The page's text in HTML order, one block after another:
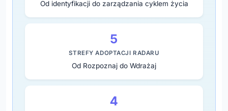
Od identyfikacji do zarządzania cyklem życia
5
STREFY ADOPTACJI RADARU
Od Rozpoznaj do Wdrażaj
4